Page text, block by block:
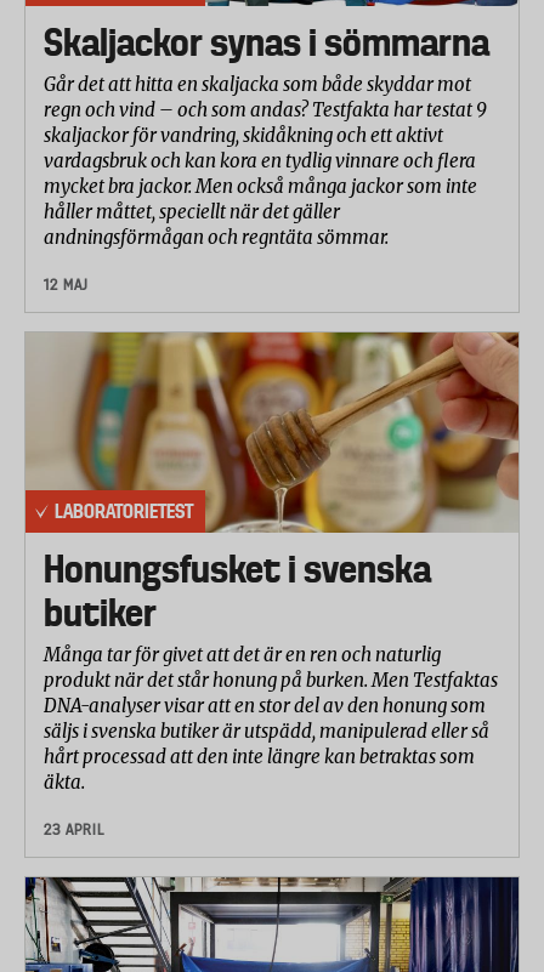
Skaljackor synas i sömmarna
Går det att hitta en skaljacka som både skyddar mot
regn och vind – och som andas? Testfakta har testat 9
skaljackor för vandring, skidåkning och ett aktivt
vardagsbruk och kan kora en tydlig vinnare och flera
mycket bra jackor. Men också många jackor som inte
håller måttet, speciellt när det gäller
andningsförmågan och regntäta sömmar.
12 MAJ
LABORATORIETEST
Honungsfusket i svenska
butiker
Många tar för givet att det är en ren och naturlig
produkt när det står honung på burken. Men Testfaktas
DNA-analyser visar att en stor del av den honung som
säljs i svenska butiker är utspädd, manipulerad eller så
hårt processad att den inte längre kan betraktas som
äkta.
23 APRIL